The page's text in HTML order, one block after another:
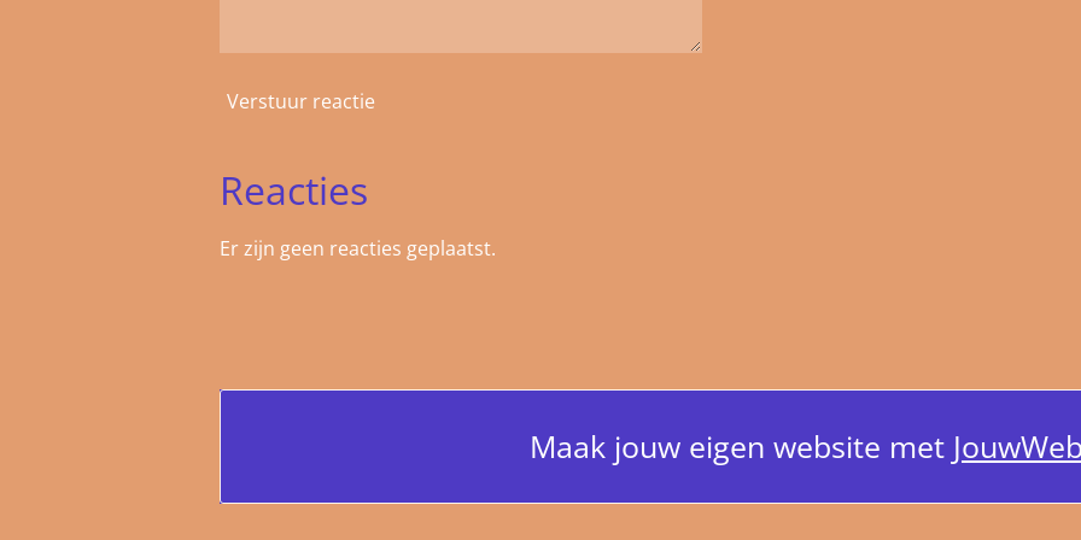
Verstuur reactie
Reacties
Er zijn geen reacties geplaatst.
Maak jouw eigen website met